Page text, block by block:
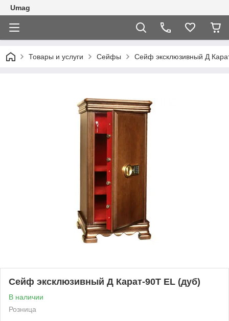
Umag
Товары и услуги Сейфы Сейф эксклюзивный Д
Сейф эксклюзивный Д Карат-90T EL (дуб)
В наличии
Розница